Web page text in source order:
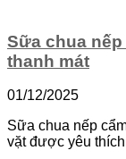
Sữa chua
thanh mát
01/12/2025
Sữa chua nếp
vặt được yêu